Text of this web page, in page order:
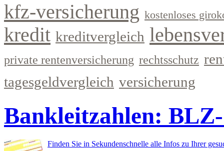
kfz-versicherung kostenloses
kredit kreditvergleich
private rentenversicherung rechtsschutz
tagesgeldvergleich versicherung
Bankleitzahlen: BLZ-
Finden Sie in Sekundenschnelle alle Infos zu Ihrer